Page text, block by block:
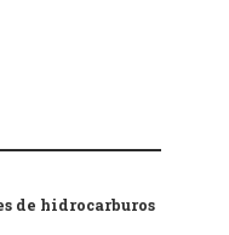
de hidrocarburos